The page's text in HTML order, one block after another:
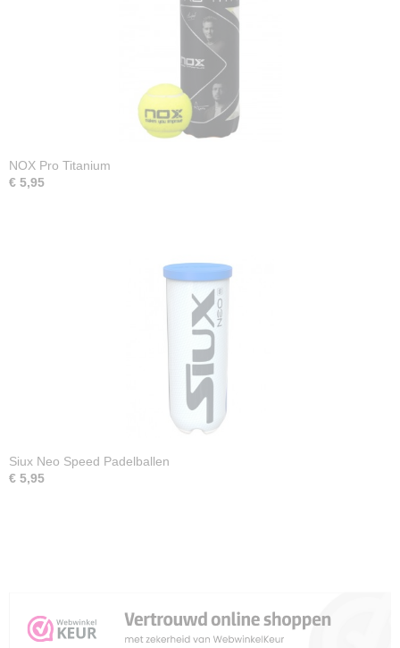
NOX Pro Titanium
€ 5,95
Siux Neo Speed Padelballen
€ 5,95